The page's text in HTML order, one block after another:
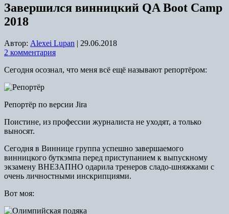
Завершился винницкий QA Boot Camp
2018
Автор: Alexei Lupan | 29.06.2018
2 комментария
Сегодня осознал, что меня всё ещё называют репортёром:
Репортёр по версии Jira
Поистине, из профессии журналиста не уходят, а только
выносят.
Сегодня в Виннице группа успешно завершаемого
винницкого буткэмпа перед приступанием к выпускному
экзамену ВНЕЗАПНО одарила тренеров сладо-шняжками с
очень личностными инскрипциями.
Вот моя: